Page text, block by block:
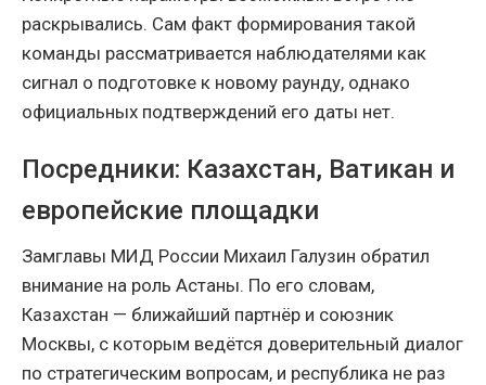
раскрывались. Сам факт формирования такой
команды рассматривается наблюдателями как
сигнал о подготовке к новому раунду, однако
официальных подтверждений его даты нет.
Посредники: Казахстан, Ватикан и
европейские площадки
Замглавы МИД России Михаил Галузин обратил
внимание на роль Астаны. По его словам,
Казахстан — ближайший партнёр и союзник
Москвы, с которым ведётся доверительный диалог
по стратегическим вопросам, и республика не раз